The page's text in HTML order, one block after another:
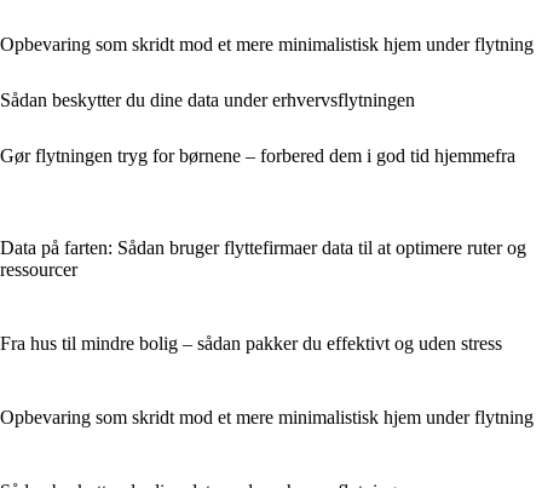
Opbevaring som skridt mod et mere minimalistisk hjem under flytning
Sådan beskytter du dine data under erhvervsflytningen
Gør flytningen tryg for børnene – forbered dem i god tid hjemmefra
Data på farten: Sådan bruger flyttefirmaer data til at optimere ruter og
ressourcer
Fra hus til mindre bolig – sådan pakker du effektivt og uden stress
Opbevaring som skridt mod et mere minimalistisk hjem under flytning